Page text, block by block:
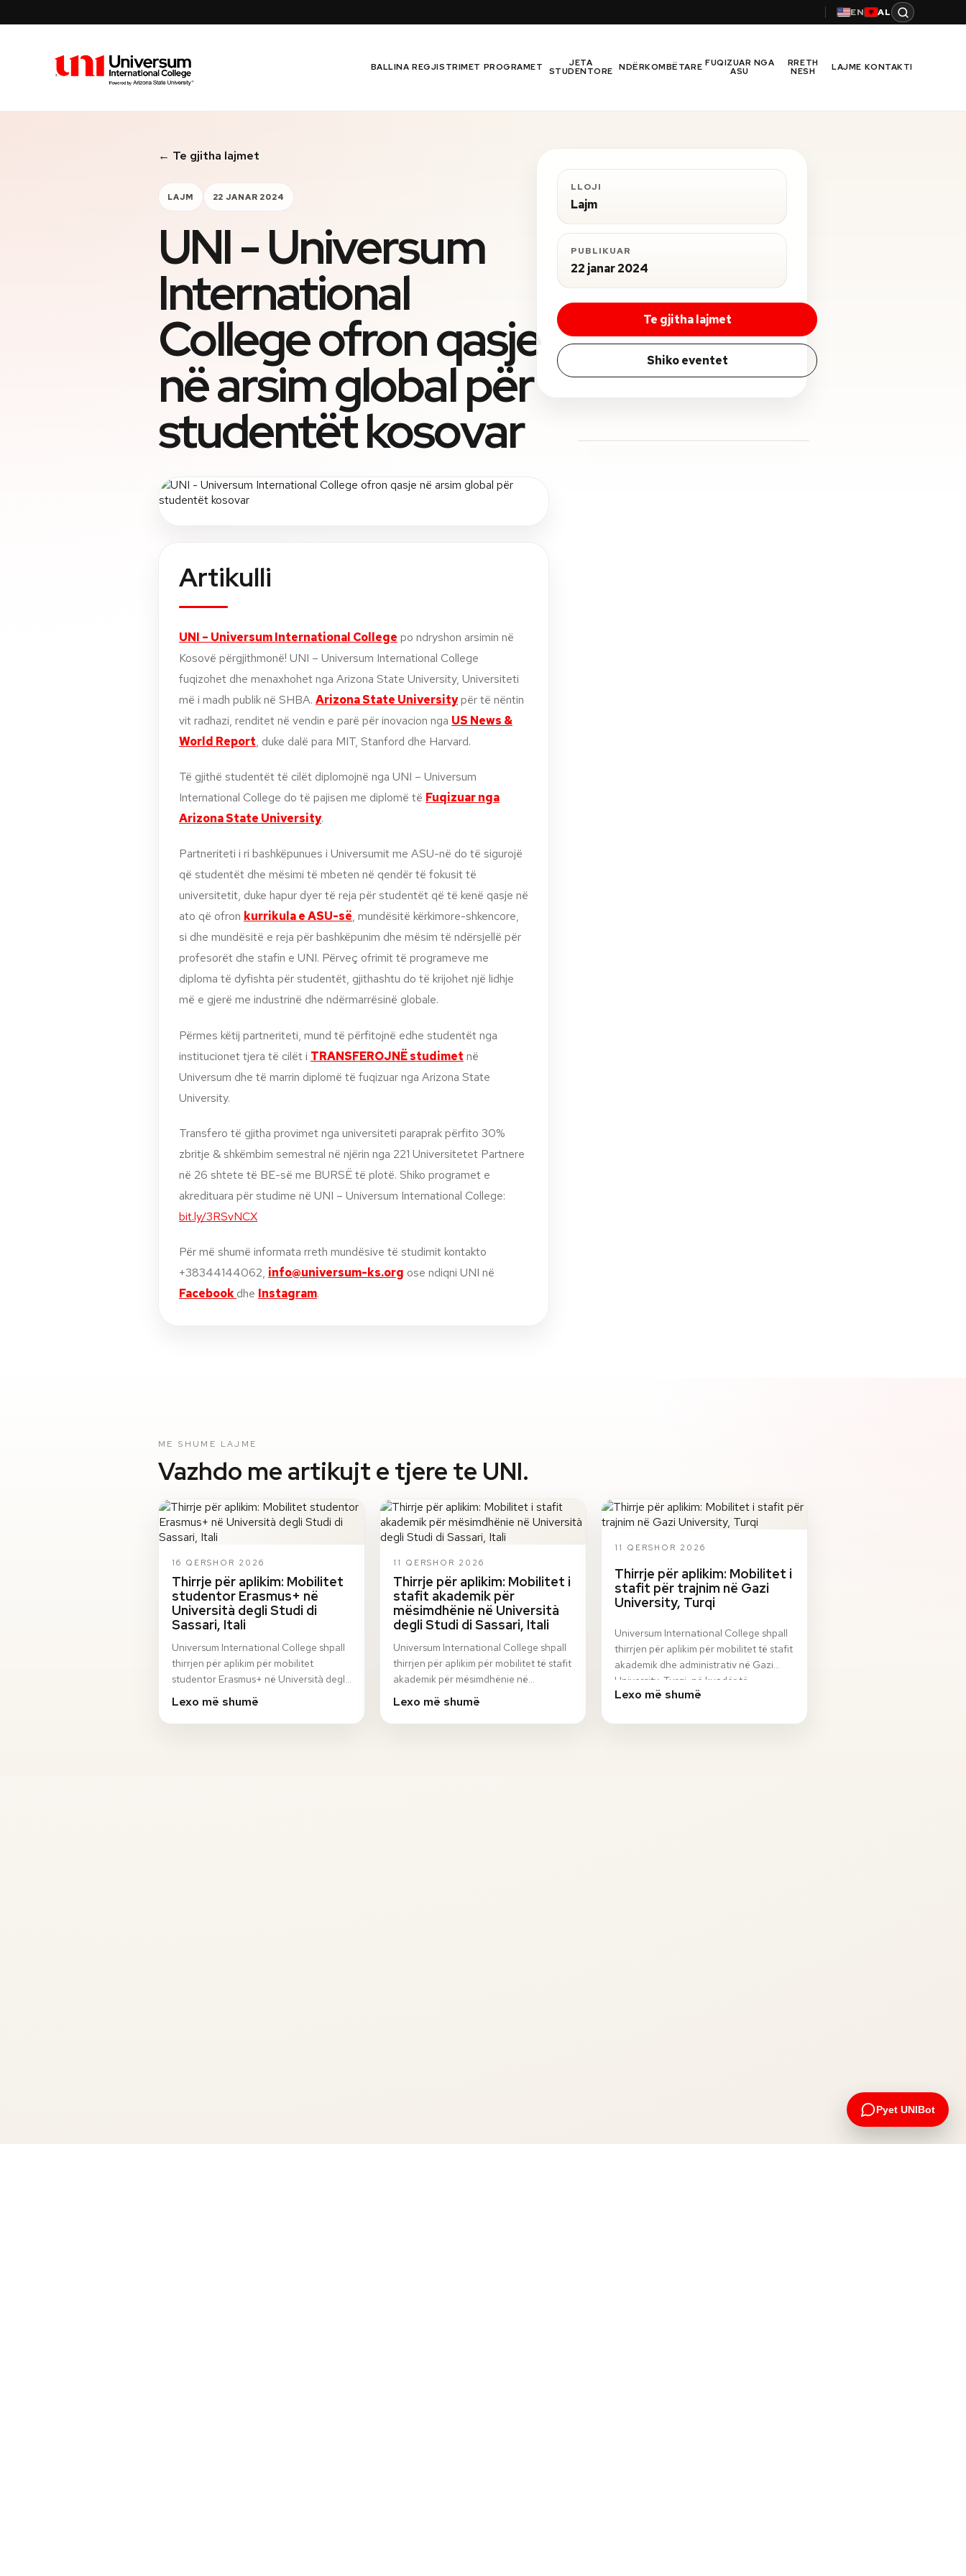
EN AL
Universum University BALLINA REGJISTRIMET PROGRAMET JETA
STUDENTORE NDËRKOMBËTARE FUQIZUAR NGA
ASU
RRETH
NESH LAJME KONTAKTI
← Te gjitha lajmet
LAJM 22 JANAR 2024
UNI - Universum
International
College ofron qasje
në arsim global për
studentët kosovar
Artikulli
UNI – Universum International College po ndryshon arsimin në
Kosovë përgjithmonë! UNI – Universum International College
fuqizohet dhe menaxhohet nga Arizona State University, Universiteti
më i madh publik në SHBA. Arizona State Universitypër të nëntin
vit radhazi, renditet në vendin e parë për inovacion nga US News &
World Report, duke dalë para MIT, Stanford dhe Harvard.
Të gjithë studentët të cilët diplomojnë nga UNI – Universum
International College do të pajisen me diplomë të Fuqizuar nga
Arizona State University.
Partneriteti i ri bashkëpunues i Universumit me ASU-në do të sigurojë
që studentët dhe mësimi të mbeten në qendër të fokusit të
universitetit, duke hapur dyer të reja për studentët që të kenë qasje në
ato që ofron kurrikula e ASU-së, mundësitë kërkimore-shkencore,
si dhe mundësitë e reja për bashkëpunim dhe mësim të ndërsjellë për
profesorët dhe stafin e UNI. Përveç ofrimit të programeve me
diploma të dyfishta për studentët, gjithashtu do të krijohet një lidhje
më e gjerë me industrinë dhe ndërmarrësinë globale.
Përmes këtij partneriteti, mund të përfitojnë edhe studentët nga
institucionet tjera të cilët i TRANSFEROJNË studimet në
Universum dhe të marrin diplomë të fuqizuar nga Arizona State
University.
Transfero të gjitha provimet nga universiteti paraprak përfito 30%
zbritje & shkëmbim semestral në njërin nga 221 Universitetet Partnere
në 26 shtete të BE-së me BURSË të plotë. Shiko programet e
akredituara për studime në UNI – Universum International College:
bit.ly/3RSvNCX
Për më shumë informata rreth mundësive të studimit kontakto
+38344144062, info@universum-ks.org ose ndiqni UNI në
Facebookdhe Instagram.
LLOJI
Lajm
PUBLIKUAR
22 janar 2024
Te gjitha lajmet
Shiko eventet
ME SHUME LAJME
Vazhdo me artikujt e tjere te UNI.
16 QERSHOR 2026
Thirrje për aplikim: Mobilitet
studentor Erasmus+ në
Università degli Studi di
Sassari, Itali
Universum International College shpall
thirrjen për aplikim për mobilitet
studentor Erasmus+ në Università degli
Studi di Sassari, Itali, për semestrin
Lexo më shumë
11 QERSHOR 2026
Thirrje për aplikim: Mobilitet i
stafit akademik për
mësimdhënie në Università
degli Studi di Sassari, Itali
Universum International College shpall
thirrjen për aplikim për mobilitet të stafit
akademik për mësimdhënie në
Università degli Studi di Sassari, Itali, në
Lexo më shumë
11 QERSHOR 2026
Thirrje për aplikim: Mobilitet i
stafit për trajnim në Gazi
University, Turqi
Universum International College shpall
thirrjen për aplikim për mobilitet të stafit
akademik dhe administrativ në Gazi
University, Turqi, në kuadër të
programi…
Lexo më shumë
Pyet UNIBot